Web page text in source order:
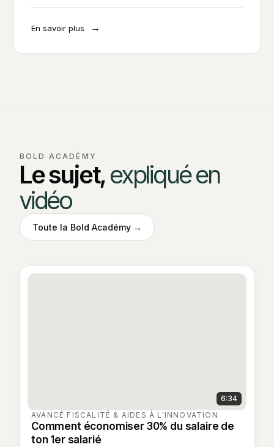
En savoir plus →
BOLD ACADÉMY
Le sujet,expliqué en
vidéo
Toute la Bold Académy →
6:34
AVANCÉ· FISCALITÉ & AIDES À L'INNOVATION
Comment économiser 30% du salaire de
ton 1er salarié